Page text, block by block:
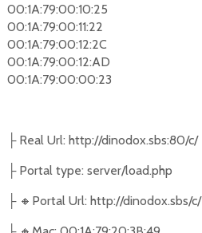
00:1A:79:00:10:25
00:1A:79:00:11:22
00:1A:79:00:12:2C
00:1A:79:00:12:AD
00:1A:79:00:00:23
├Real Url: http://dinodox.sbs:80/c/
├Portal type: server/load.php
├ 🔸 Portal Url: http://dinodox.sbs/c/